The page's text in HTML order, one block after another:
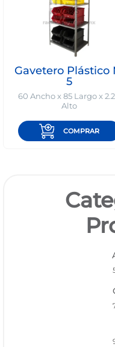
Gavetero Plástico
5
60 Ancho x 85 Largo x
Alto
COMPRAR